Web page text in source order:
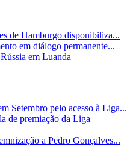
de Hamburgo disponibiliza...
em diálogo permanente...
em Luanda
Setembro pelo acesso à Liga...
de premiação da Liga
a Pedro Gonçalves...